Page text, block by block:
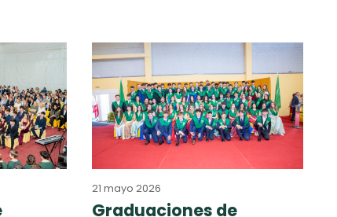
21 mayo 2026
Graduaciones de